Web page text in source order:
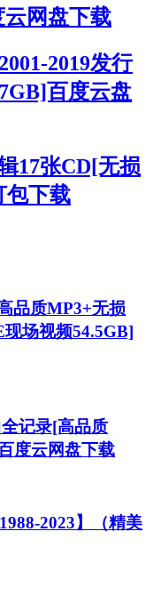
网盘下载
2019发行
百度云盘
17张CD[无损
包下载
品质MP3+无损
场视频54.5GB]
记录[高品质
度云网盘下载
2023】（精美